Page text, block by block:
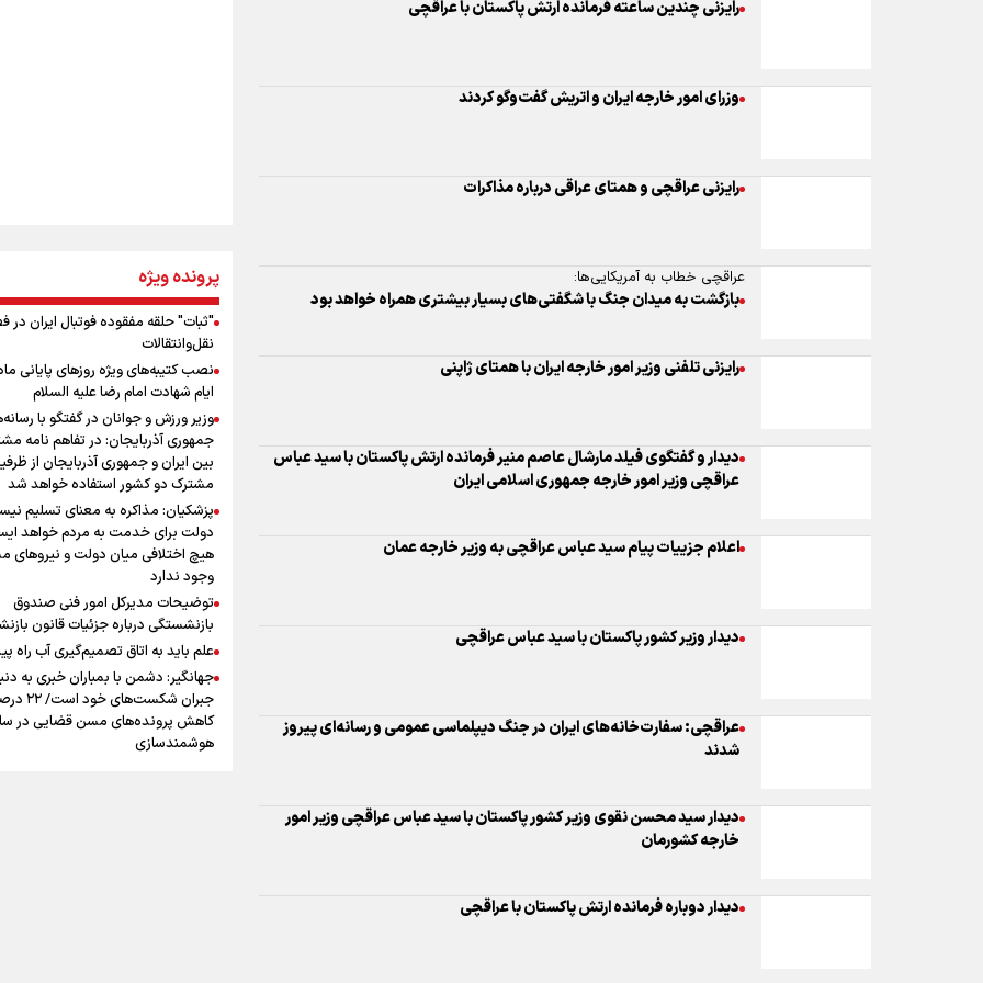
رایزنی چندین ساعته فرمانده ارتش پاکستان با عراقچی
وزرای امور خارجه ایران و اتریش گفت‌وگو کردند
رایزنی عراقچی و همتای عراقی درباره مذاکرات
عراقچی خطاب به آمریکایی‌ها:
بازگشت به میدان جنگ با شگفتی‌های بسیار بیشتری همراه خواهد بود
رایزنی تلفنی وزیر امور خارجه ایران با همتای ژاپنی
دیدار و گفتگوی فیلد مارشال عاصم منیر فرمانده ارتش پاکستان با سید عباس
عراقچی وزیر امور خارجه جمهوری اسلامی ایران
اعلام جزییات پیام سید عباس عراقچی به وزیر خارجه عمان
دیدار وزیر کشور پاکستان با سید عباس عراقچی
عراقچی: سفارت‌خانه‌های ایران در جنگ دیپلماسی عمومی و رسانه‌ای پیروز
شدند
دیدار سید محسن نقوی وزیر کشور پاکستان با سید عباس عراقچی وزیر امور
خارجه کشورمان
دیدار دوباره فرمانده ارتش پاکستان با عراقچی
جمله‌ای که بغض
را شکست؛ «آهای
تهران رفتند»
سه حسرتی که به
اربعین در عراق
اینفو برنا / توصیه‌هایی طلایی
پیاده روی اربعین
اینفو برنا / جدول کامل فاصله
شلمچه تا شهرهای زیارتی عراق
پرونده ویژه
"ثبات" حلقه مفقوده فوتبال ایران در
نقل‌وانتقالات
نصب کتیبه‌های ویژه روزهای پایانی
ایام شهادت امام رضا علیه السلام
وزیر ورزش و جوانان در گفتگو با
جمهوری آذربایجان: در تفاهم نامه
بین ایران و جمهوری آذربایجان از
مشترک دو کشور استفاده خواهد شد
پزشکیان: مذاکره به معنای تسلیم
دولت برای خدمت به مردم خواهد
هیچ اختلافی میان دولت و نیروهای
وجود ندارد
توضیحات مدیرکل امور فنی صندوق
بازنشستگی درباره جزئیات قانون
علم باید به اتاق تصمیم‌گیری آب راه
جهانگیر: دشمن با بمباران خبری به
جبران شکست‌های
کاهش پرونده‌های مسن قضایی در
هوشمندسازی